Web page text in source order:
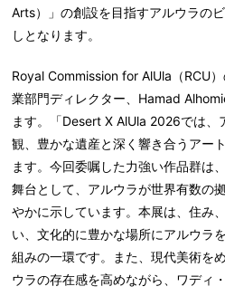
Arts）」の創設を目指すアルウラの
しとなります。
Royal Commission for AlUla（RCU
業部門ディレクター、Hamad
ます。「Desert X AlUla 2026では、
観、豊かな遺産と深く響き合うアー
ます。今回委嘱した力強い作品群は
舞台として、アルウラが世界有数の
やかに示しています。本展は、住み
い、文化的に豊かな場所にアルウラ
組みの一環です。また、現代美術を
ウラの存在感を高めながら、ワディ